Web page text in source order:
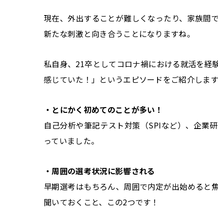
現在、外出することが難しくなったり、家族間
新たな刺激と向き合うことになりますね。
私自身、21卒としてコロナ禍における就活を経
感じていた！」というエピソードをご紹介しま
・とにかく初めてのことが多い！
自己分析や筆記テスト対策（SPIなど）、企業
っていました。
・周囲の選考状況に影響される
早期選考はもちろん、周囲で内定が出始めると
聞いておくこと、この2つです！